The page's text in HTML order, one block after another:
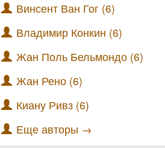
Винсент Ван Гог (6)
Владимир Конкин (6)
Жан Поль Бельмондо (6)
Жан Рено (6)
Киану Ривз (6)
Еще авторы →